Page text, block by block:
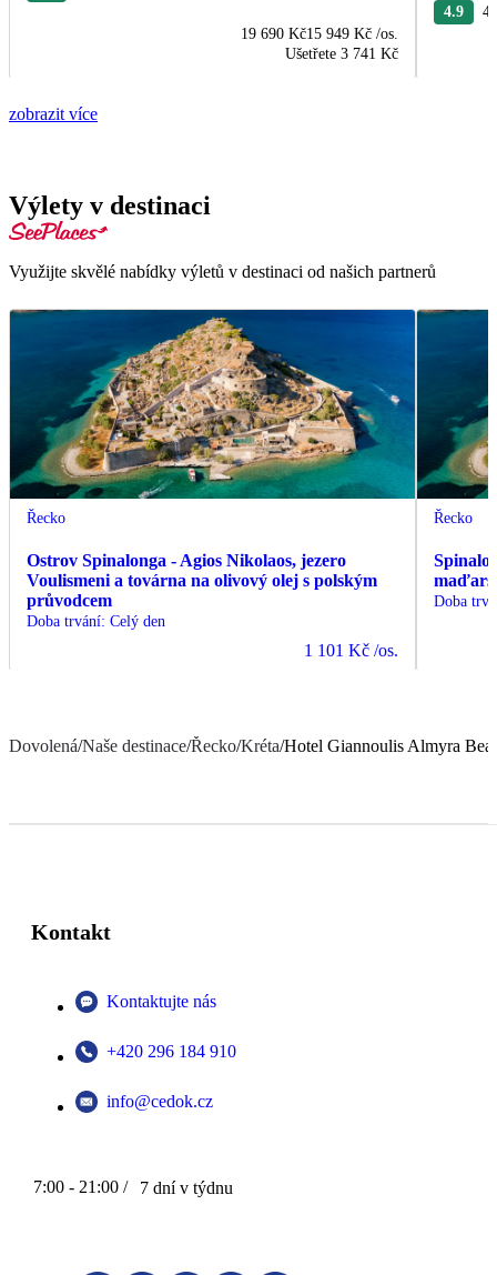
19 690 Kč15 949 Kč /os.
Ušetřete 3 741 Kč
4.9
zobrazit více
Výlety v destinaci
Využijte skvělé nabídky výletů v destinaci od našich partnerů
Řecko
Ostrov Spinalonga - Agios Nikolaos, jezero
Voulismeni a továrna na olivový olej s polským
průvodcem
Doba trvání: Celý den
1 101 Kč /os.
Řecko
Doba
Dovolená/Naše destinace/Řecko/Kréta/Hotel Giannoulis Almyra
Kontakt
Kontaktujte nás
+420 296 184 910
info@cedok.cz
7:00 - 21:00 / 7 dní v týdnu